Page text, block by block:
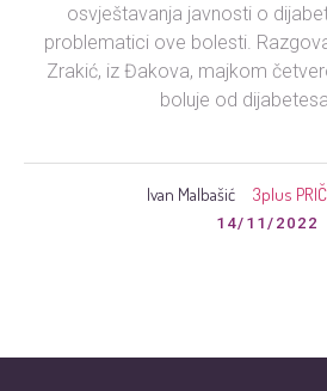
osvještavanja javnosti o
problematici ove bolesti.
Zrakić, iz Đakova, majkom
boluje od
Ivan Malbašić 3plus
14/11/2022